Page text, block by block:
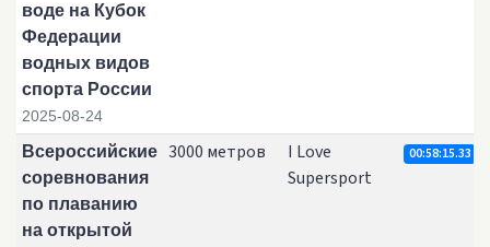
воде на Кубок
Федерации
водных видов
спорта России
2025-08-24
Всероссийские
соревнования
по плаванию
на открытой
3000 метров
I Love
Supersport
00:58:15.33